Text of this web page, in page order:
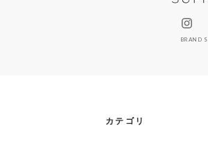
BRAND
カテゴリ